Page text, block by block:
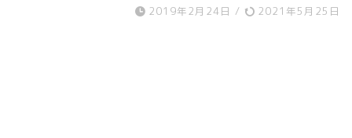
2019年2月24日 / 2021年5月25日